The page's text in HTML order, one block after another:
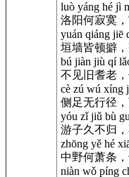
luò yáng hé jì
洛阳何寂寞，
yuán qiáng jiē
垣墙皆顿擗，
bú jiàn jiù qí
不见旧耆老，
cè zú wú xíng
侧足无行径，
yóu zǐ jiǔ bù
游子久不归，
zhōng yě hé
中野何萧条，
niàn wǒ píng